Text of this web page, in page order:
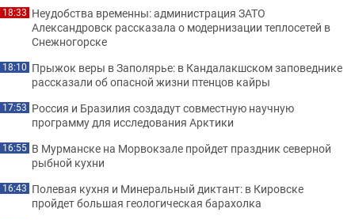
18:33 Неудобства временны: администрация ЗАТО
Александровск рассказала о модернизации теплосетей в
Снежногорске
18:10 Прыжок веры в Заполярье: в Кандалакшском заповеднике
рассказали об опасной жизни птенцов кайры
17:53 Россия и Бразилия создадут совместную научную
программу для исследования Арктики
16:55 В Мурманске на Морвокзале пройдет праздник северной
рыбной кухни
16:43 Полевая кухня и Минеральный диктант: в Кировске
пройдет большая геологическая барахолка